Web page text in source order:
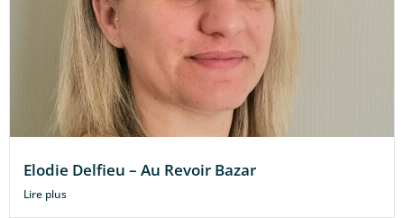
Elodie Delfieu – Au Revoir Bazar
Lire plus